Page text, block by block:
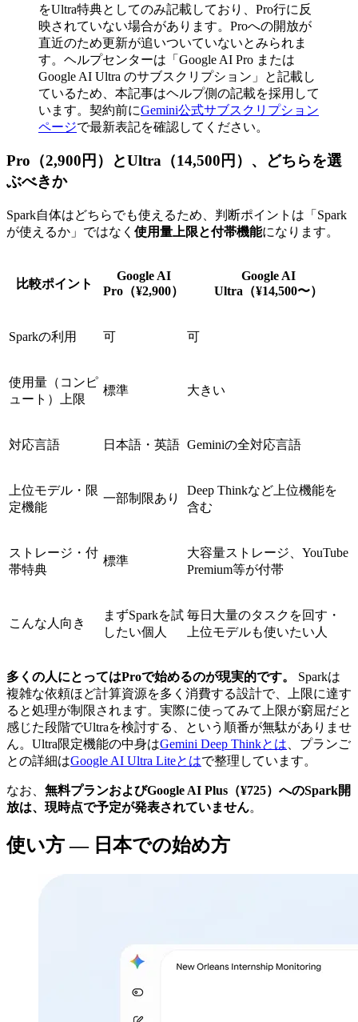
をUltra特典としてのみ記載しており、Pro行に反
映されていない場合があります。Proへの開放が
直近のため更新が追いついていないとみられま
す。ヘルプセンターは「Google AI Pro または
Google AI Ultra のサブスクリプション」と記載し
ているため、本記事はヘルプ側の記載を採用して
います。契約前にGemini公式サブスクリプション
ページで最新表記を確認してください。
Pro（2,900円）とUltra（14,500円）、どちらを選
ぶべきか
Spark自体はどちらでも使えるため、判断ポイントは「Spark
が使えるか」ではなく 使用量上限と付帯機能になります。
比較ポイント
Google AI
Pro（¥2,900）
Google AI
Ultra（¥14,500〜）
Sparkの利用 可 可
使用量（コンピ
ュート）上限
標準 大きい
対応言語 日本語・英語 Geminiの全対応言語
上位モデル・限
定機能
一部制限あり
Deep Thinkなど上位機能を
含む
ストレージ・付
帯特典
標準
大容量ストレージ、YouTube
Premium等が付帯
こんな人向き
まずSparkを試
したい個人
毎日大量のタスクを回す・
上位モデルも使いたい人
多くの人にとってはProで始めるのが現実的です。
Sparkは
複雑な依頼ほど計算資源を多く消費する設計で、上限に達す
ると処理が制限されます。実際に使ってみて上限が窮屈だと
感じた段階でUltraを検討する、という順番が無駄がありませ
ん。Ultra限定機能の中身はGemini Deep Thinkとは 、プランご
との詳細はGoogle AI Ultra Liteとはで整理しています。
なお、 無料プランおよびGoogle AI Plus（¥725）へのSpark開
放は、現時点で予定が発表されていません。
使い方 — 日本での始め方